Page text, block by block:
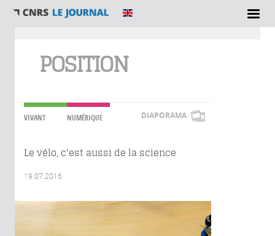
POSITION
VIVANT NUMÉRIQUE DIAPORAMA
Le vélo, c'est aussi de la science
19.07.2016